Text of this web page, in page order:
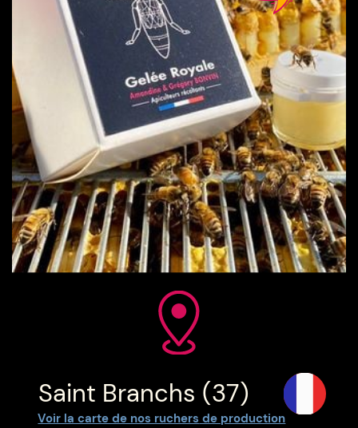
Saint Branchs (37)
Voir la carte de nos ruchers de production